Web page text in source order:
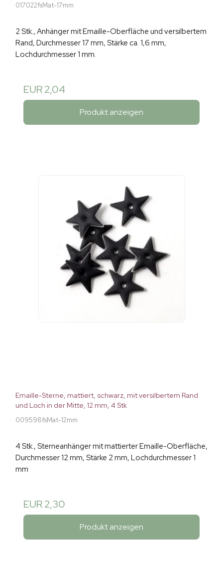
017022fsMat-17mm
2 Stk., Anhänger mit Emaille-Oberfläche und versilbertem
Rand, Durchmesser 17 mm, Stärke ca. 1,6 mm,
Lochdurchmesser 1 mm.
EUR 2,04
Produkt anzeigen
Emaille-Sterne, mattiert, schwarz, mit versilbertem Rand
und Loch in der Mitte, 12 mm, 4 Stk
009598fsMat-12mm
4 Stk., Sterneanhänger mit mattierter Emaille-Oberfläche,
Durchmesser 12 mm, Stärke 2 mm, Lochdurchmesser 1
mm
EUR 2,30
Produkt anzeigen